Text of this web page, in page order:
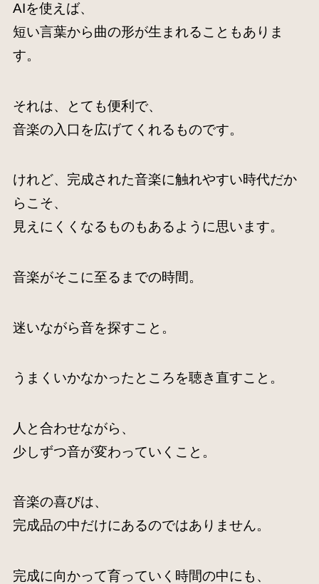
AIを使えば、
短い言葉から曲の形が生まれることもありま
す。
それは、とても便利で、
音楽の入口を広げてくれるものです。
けれど、完成された音楽に触れやすい時代だか
らこそ、
見えにくくなるものもあるように思います。
音楽がそこに至るまでの時間。
迷いながら音を探すこと。
うまくいかなかったところを聴き直すこと。
人と合わせながら、
少しずつ音が変わっていくこと。
音楽の喜びは、
完成品の中だけにあるのではありません。
完成に向かって育っていく時間の中にも、